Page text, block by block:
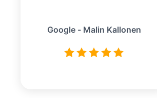
Google - Malin Kallonen